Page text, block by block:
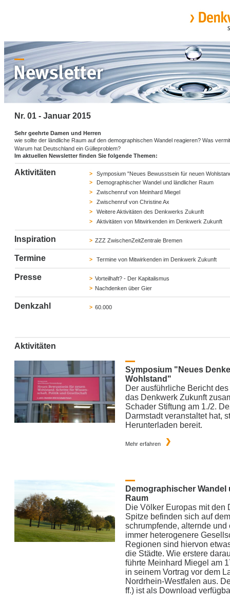
Nr. 01 - Januar 2015
Sehr geehrte Damen und Herren
wie sollte der ländliche Raum auf den demographischen Wandel reagieren? Was
Warum hat Deutschland ein Gülleproblem?
Im aktuellen Newsletter finden Sie folgende Themen:
Aktivitäten
Symposium "Neues Bewusstsein für neuen
Demographischer Wandel und ländlicher Raum
Zwischenruf von Meinhard Miegel
Zwischenruf von Christine Ax
Weitere Aktivitäten des Denkwerks Zukunft
Aktivitäten von Mitwirkenden im Denkwerk Zukunft
Inspiration ZZZ ZwischenZeitZentrale Bremen
Termine Termine von Mitwirkenden im Denkwerk Zukunft
Presse
Vorteilhaft? - Der Kapitalismus
Nachdenken über Gier
Denkzahl 60.000
Aktivitäten
Symposium "Neues
Wohlstand"
Der ausführliche Bericht
das Denkwerk Zukunft
Schader Stiftung am 1./2.
Darmstadt veranstaltet hat,
Herunterladen bereit.
Mehr erfahren
Demographischer
Raum
Die Völker Europas mit den
Spitze befinden sich auf
schrumpfende, alternde
immer heterogenere
Regionen sind hiervon
die Städte. Wie erstere
führte Meinhard Miegel am
in seinem Vortrag vor dem
Nordrhein-Westfalen aus.
ff.) ist als Download